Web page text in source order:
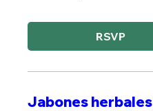
RSVP
Jabones herbales